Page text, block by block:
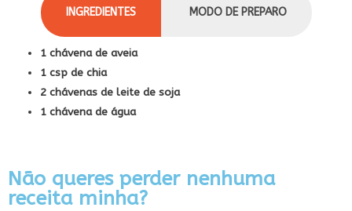
INGREDIENTES MODO DE PREPARO
1 chávena de aveia
1 csp de chia
2 chávenas de leite de soja
1 chávena de água
Não queres perder nenhuma
receita minha?